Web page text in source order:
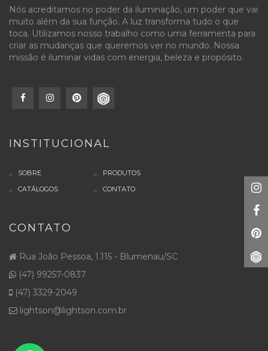
Nós acreditamos no poder da iluminação, um poder que vai
muito além da sua função. A luz transforma tudo o que
toca. Utilizamos nosso trabalho como uma ferramenta para
criar as mudanças que queremos ver no mundo. Nossa
missão é iluminar vidas com energia, beleza e propósito.
INSTITUCIONAL
SOBRE
PRODUTOS
CATÁLOGOS
CONTATO
CONTATO
Rua João Pessoa, 1.115 - Blumenau/SC
(47) 99257-0837
(47) 3329-2049
lightson@lightson.com.br